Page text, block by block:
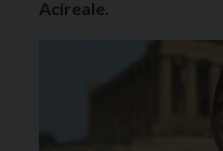
Acireale.